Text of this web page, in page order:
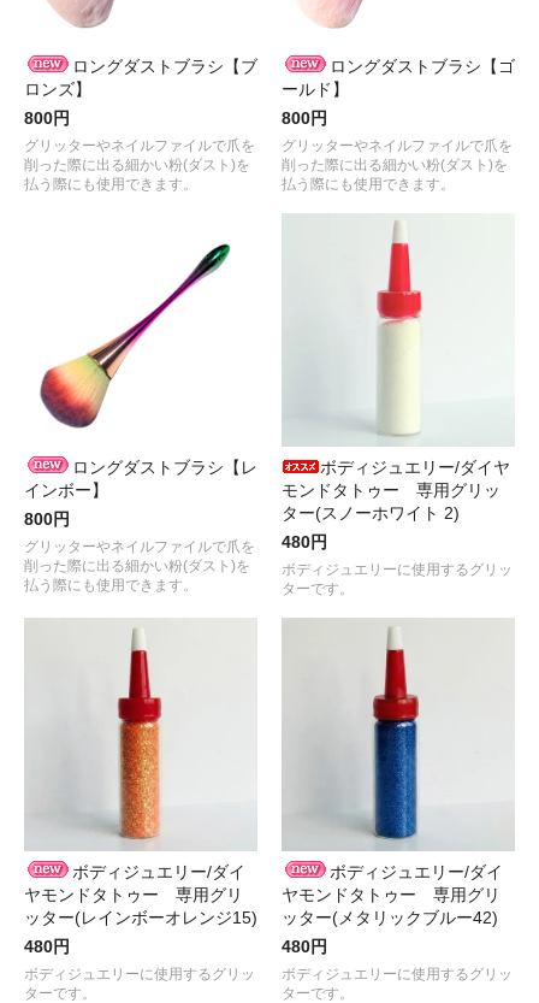
ロングダストブラシ【ブ
ロンズ】
800円
グリッターやネイルファイルで爪を
削った際に出る細かい粉(ダスト)を
払う際にも使用できます。
ロングダストブラシ【ゴ
ールド】
800円
グリッターやネイルファイルで爪を
削った際に出る細かい粉(ダスト)を
払う際にも使用できます。
ロングダストブラシ【レ
インボー】
800円
グリッターやネイルファイルで爪を
削った際に出る細かい粉(ダスト)を
払う際にも使用できます。
ボディジュエリー/ダイヤ
モンドタトゥー 専用グリッ
ター(スノーホワイト 2)
480円
ボディジュエリーに使用するグリッ
ターです。
ボディジュエリー/ダイ
ヤモンドタトゥー 専用グリ
ッター(レインボーオレンジ15)
480円
ボディジュエリーに使用するグリッ
ターです。
ボディジュエリー/ダイ
ヤモンドタトゥー 専用グリ
ッター(メタリックブルー42)
480円
ボディジュエリーに使用するグリッ
ターです。